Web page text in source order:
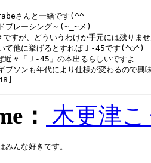
さんと一緒です(^^ゞ
ブレーシング～(~_~メ)
すが、どういうわけか手元には残りま
て他に挙げるとすればＪ-45です(^○^)
々「Ｊ-45」の本出るらしいですよ
ブソンも年代により仕様が変わるので
： 木更津
んな好きです。